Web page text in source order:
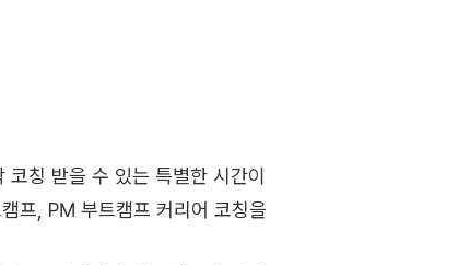
칭 받을 수 있는 특별한 시간이
프, PM 부트캠프 커리어 코칭을